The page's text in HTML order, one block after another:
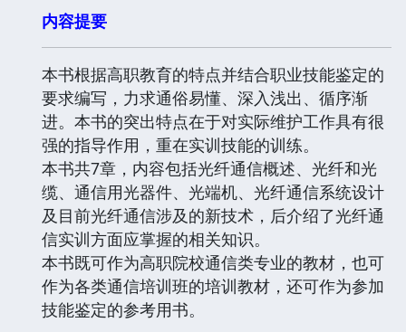
内容提要
本书根据高职教育的特点并结合职业技能鉴定的
要求编写，力求通俗易懂、深入浅出、循序渐
进。本书的突出特点在于对实际维护工作具有很
强的指导作用，重在实训技能的训练。
本书共7章，内容包括光纤通信概述、光纤和光
缆、通信用光器件、光端机、光纤通信系统设计
及目前光纤通信涉及的新技术，后介绍了光纤通
信实训方面应掌握的相关知识。
本书既可作为高职院校通信类专业的教材，也可
作为各类通信培训班的培训教材，还可作为参加
技能鉴定的参考用书。